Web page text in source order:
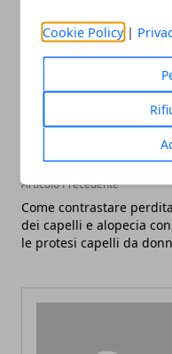
Cookie Policy |
Facebook
Twitter
Articolo Precedente
Come contrastare perdita
dei capelli e alopecia con
le protesi capelli da